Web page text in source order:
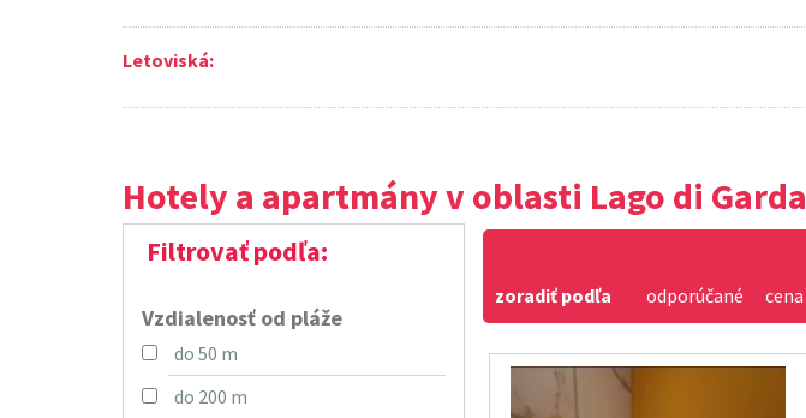
Letoviská:
Hotely a apartmány v oblasti Lago di Garda
Filtrovať podľa:
Vzdialenosť od pláže
do 50 m
do 200 m
zoradiť podľa odporúčané cena